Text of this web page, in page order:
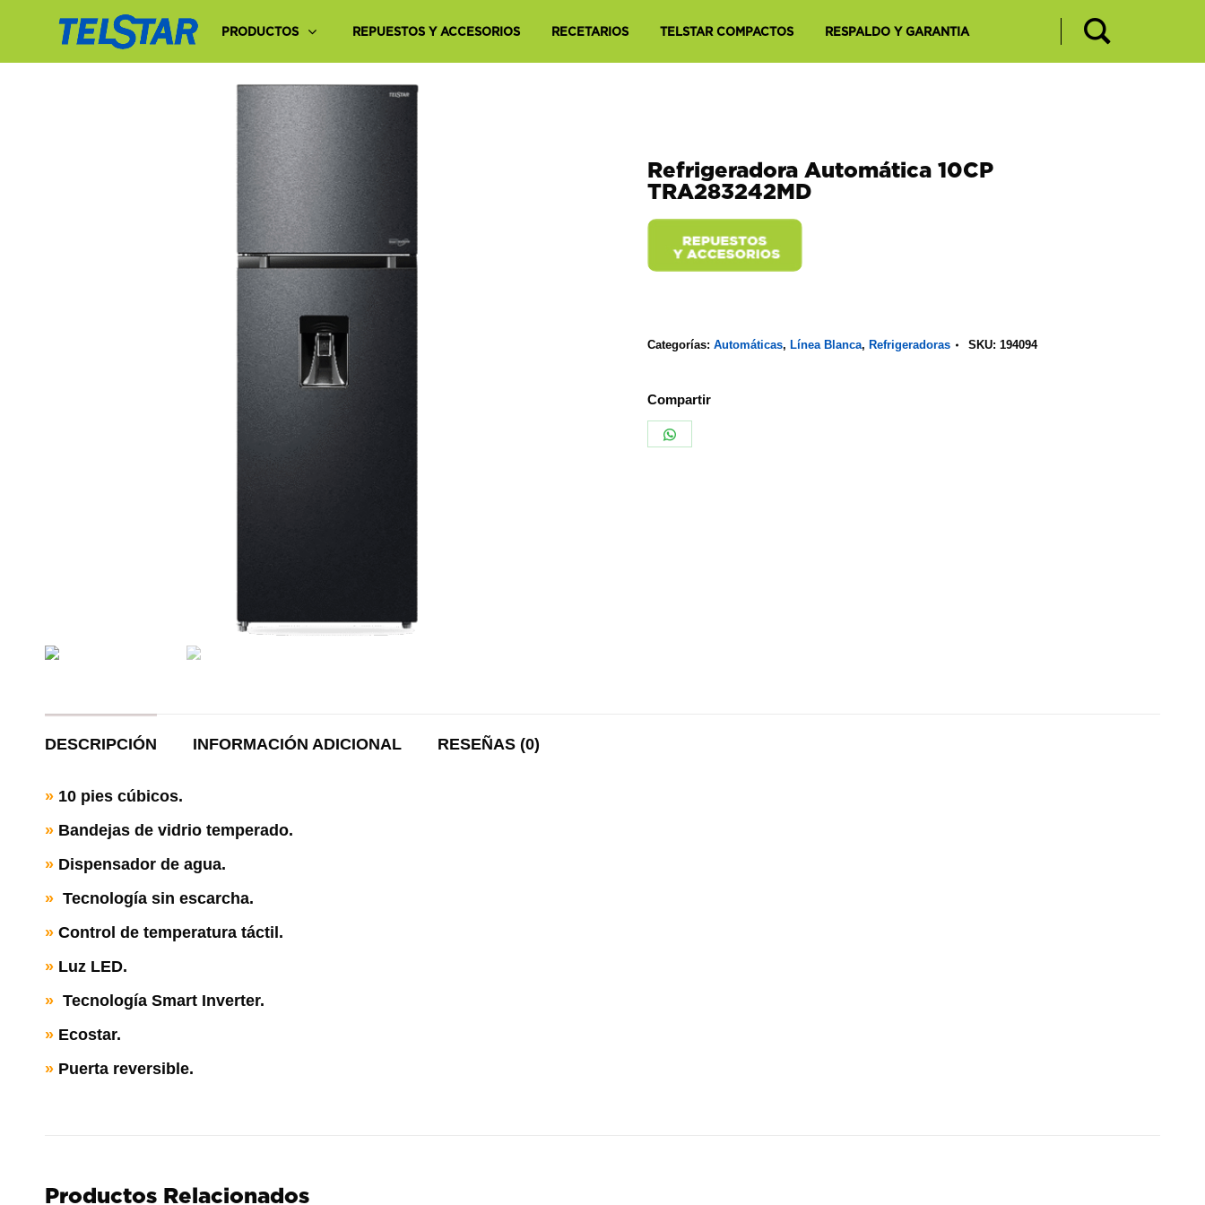
PRODUCTOS REPUESTOS Y ACCESORIOS RECETARIOS TELSTAR COMPACTOS RESPALDO Y GARANTIA
Refrigeradora Automática 10CP
TRA283242MD
Categorías: Automáticas, Línea Blanca, Refrigeradoras SKU: 194094
Compartir
DESCRIPCIÓN INFORMACIÓN ADICIONAL RESEÑAS (0)
» 10 pies cúbicos.
» Bandejas de vidrio temperado.
» Dispensador de agua.
» Tecnología sin escarcha.
» Control de temperatura táctil.
» Luz LED.
» Tecnología Smart Inverter.
» Ecostar.
» Puerta reversible.
Productos Relacionados